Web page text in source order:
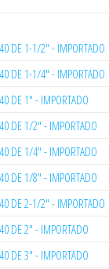
DE 1-1/2" - IMPORTADO
DE 1-1/4" - IMPORTADO
DE 1" - IMPORTADO
DE 1/2" - IMPORTADO
DE 1/4" - IMPORTADO
DE 1/8" - IMPORTADO
DE 2-1/2" - IMPORTADO
DE 2" - IMPORTADO
DE 3" - IMPORTADO